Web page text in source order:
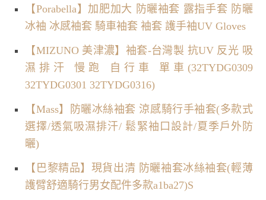
【Porabella】加肥加大 防曬袖套 露指手套 防曬
冰袖 冰感袖套 騎車袖套 袖套 護手袖UV Gloves
【MIZUNO 美津濃】袖套-台灣製 抗UV 反光 吸
濕排汗 慢跑 自行車 單車(32TYDG0309
32TYDG0301 32TYDG0316)
【Mass】防曬冰絲袖套 涼感騎行手袖套(多款式
選擇/透氣吸濕排汗/ 鬆緊袖口設計/夏季戶外防
曬)
【巴黎精品】現貨出清 防曬袖套冰絲袖套(輕薄
護臂舒適騎行男女配件多款a1ba27)S